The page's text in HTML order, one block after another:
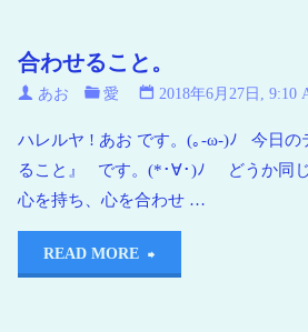
合わせること。
あお 愛 2018年6月27日, 9:10
ハレルヤ ! あお です。(｡-ω-)ﾉ 今日
ること』 です。(*･∀･)ﾉ どうか同じ
心を持ち、心を合わせ …
READ MORE